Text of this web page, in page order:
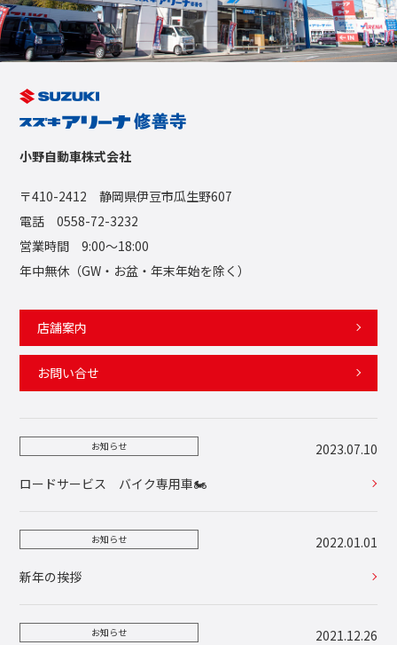
小野自動車株式会社
〒410-2412 静岡県伊豆市瓜生野607
電話 0558-72-3232
営業時間 9:00〜18:00
年中無休（GW・お盆・年末年始を除く）
店舗案内
お問い合せ
お知らせ
2023.07.10
ロードサービス バイク専用車🏍️
お知らせ
2022.01.01
新年の挨拶
お知らせ
2021.12.26